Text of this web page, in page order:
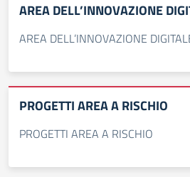
AREA DELL’INNOVAZIONE
AREA DELL’INNOVAZIONE
PROGETTI AREA A RISCHIO
PROGETTI AREA A RISCHIO